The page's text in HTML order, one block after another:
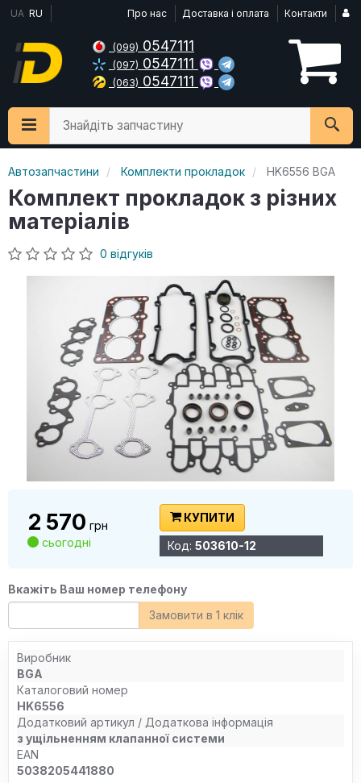
UA RU Про нас Доставка і оплата Контакти
(099) 0547111
(097) 0547111
(063) 0547111
Знайдіть запчастину
Автозапчастини Комплекти прокладок HK6556 BGA
Комплект прокладок з різних
матеріалів
0 відгуків
2 570 грн
сьогодні
КУПИТИ
Код: 503610-12
Вкажіть Ваш номер телефону
Замовити в 1 клік
Виробник
BGA
Каталоговий номер
HK6556
Додатковий артикул / Додаткова інформація
з ущільненням клапанної системи
EAN
5038205441880